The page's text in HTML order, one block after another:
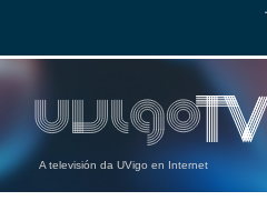
A televisión da UVigo en Internet